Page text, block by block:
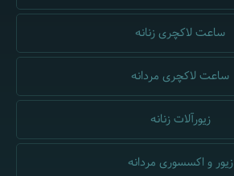
ساعت لاکچری زنانه
ساعت لاکچری مردانه
زیورآلات زنانه
زیور و اکسسوری مردانه